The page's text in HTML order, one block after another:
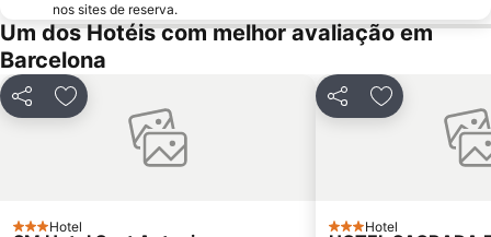
Parque da Ciutadella
Mar Bella
Montjuïc
Arco do Triunfo
Recinto Ferial Gran Vía
Distrito Sarrià-Sant Gervasi
Sants-Montjuïc
Unesco Rock Art Of The Mediterranean Basin On The Iberian Peninsula
nos sites de reserva.
Um dos Hotéis com melhor avaliação em
Barcelona
PartilharAdicionar aos favoritos
Hotel
PartilharAdicionar
Hotel